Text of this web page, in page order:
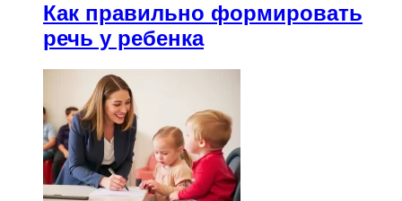
Как правильно формировать
речь у ребенка